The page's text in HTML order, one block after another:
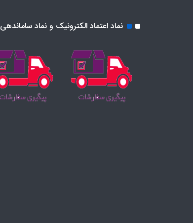
نماد اعتماد الکترونیک و نماد ساماندهی